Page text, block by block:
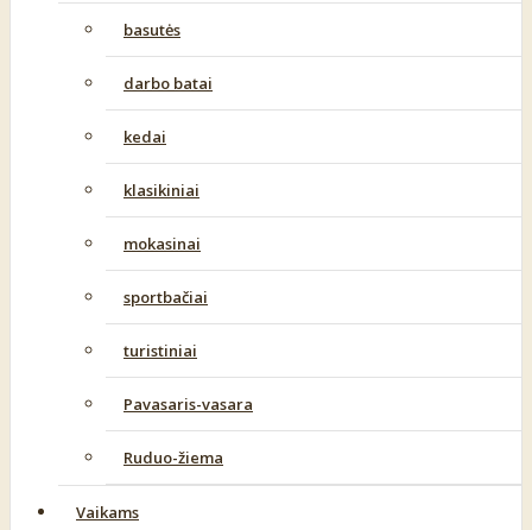
basutės
darbo batai
kedai
klasikiniai
mokasinai
sportbačiai
turistiniai
Pavasaris-vasara
Ruduo-žiema
Vaikams